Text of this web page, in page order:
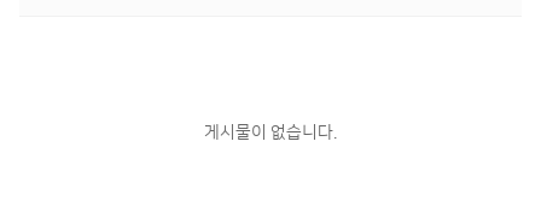
게시물이 없습니다.